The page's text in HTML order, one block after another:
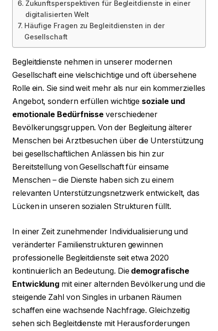
Zukunftsperspektiven für Begleitdienste in einer
digitalisierten Welt
Häufige Fragen zu Begleitdiensten in der
Gesellschaft
Begleitdienste nehmen in unserer modernen
Gesellschaft eine vielschichtige und oft übersehene
Rolle ein. Sie sind weit mehr als nur ein kommerzielles
Angebot, sondern erfüllen wichtige soziale und
emotionale Bedürfnisse verschiedener
Bevölkerungsgruppen. Von der Begleitung älterer
Menschen bei Arztbesuchen über die Unterstützung
bei gesellschaftlichen Anlässen bis hin zur
Bereitstellung von Gesellschaft für einsame
Menschen – die Dienste haben sich zu einem
relevanten Unterstützungsnetzwerk entwickelt, das
Lücken in unseren sozialen Strukturen füllt.
In einer Zeit zunehmender Individualisierung und
veränderter Familienstrukturen gewinnen
professionelle Begleitdienste seit etwa 2020
kontinuierlich an Bedeutung. Die demografische
Entwicklung mit einer alternden Bevölkerung und die
steigende Zahl von Singles in urbanen Räumen
schaffen eine wachsende Nachfrage. Gleichzeitig
sehen sich Begleitdienste mit Herausforderungen